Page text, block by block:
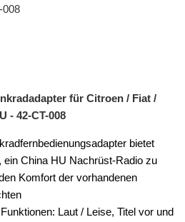
für Citroen / Fiat /
- 42-CT-008
bietet
ein China HU Nachrüst-Radio zu
Komfort der vorhandenen
Laut / Leise, Titel vor und